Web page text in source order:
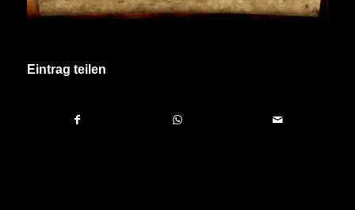
Eintrag teilen